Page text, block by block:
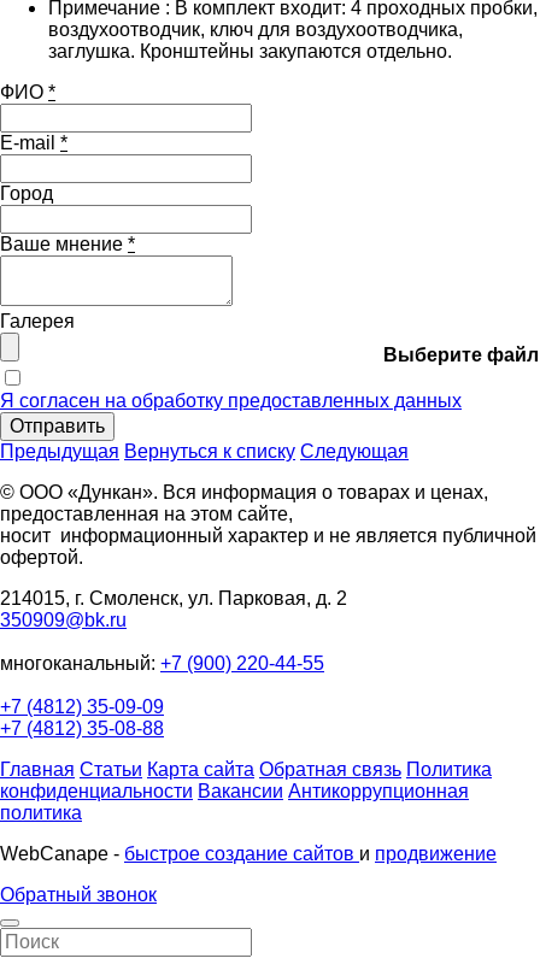
Примечание : В комплект входит: 4 проходных пробки,
воздухоотводчик, ключ для воздухоотводчика,
заглушка. Кронштейны закупаются отдельно.
ФИО *
E-mail *
Город
Ваше мнение *
Галерея
Выберите файл
Я согласен на обработку предоставленных данных
Отправить
Предыдущая Вернуться к списку Следующая
© ООО «Дункан». Вся информация о товарах и ценах,
предоставленная на этом сайте,
носит информационный характер и не является публичной
офертой.
214015, г. Смоленск, ул. Парковая, д. 2
350909@bk.ru
многоканальный: +7 (900) 220-44-55
+7 (4812) 35-09-09
+7 (4812) 35-08-88
Главная Статьи Карта сайта Обратная связь Политика
конфиденциальности Вакансии Антикоррупционная
политика
WebCanape - быстрое создание сайтов и продвижение
Обратный звонок